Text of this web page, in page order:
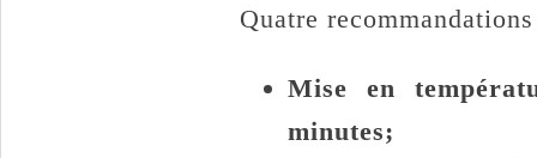
Quatre
Mise en
minutes;